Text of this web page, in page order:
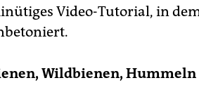
Video-Tutorial, in
Wildbienen,